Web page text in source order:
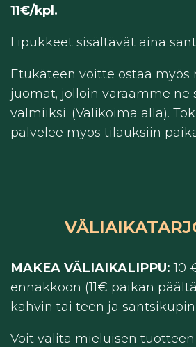
11€/kpl.
Lipukkeet sisältävät aina
Etukäteen voitte ostaa myös
juomat, jolloin varaamme ne
valmiiksi. (Valikoima alla).
palvelee myös tilauksiin
MAKEA VÄLIAIKALIPPU: 10
ennakkoon (11€ paikan
kahvin tai teen ja
Voit valita mieluisen